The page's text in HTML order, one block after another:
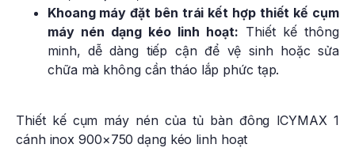
Khoang máy đặt bên trái kết hợp thiết kế cụm
máy nén dạng kéo linh hoạt: Thiết kế thông
minh, dễ dàng tiếp cận để vệ sinh hoặc sửa
chữa mà không cần tháo lắp phức tạp.
Thiết kế cụm máy nén của tủ bàn đông ICYMAX 1
cánh inox 900×750 dạng kéo linh hoạt